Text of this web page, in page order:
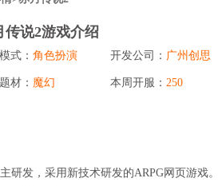
聚合盒子PC端
全新UI上线，引流新利器
传说2游戏介绍
式： 角色扮演 开发公司： 广州创思
材： 魔幻 本周开服： 250
主研发，采用新技术研发的ARPG网页游